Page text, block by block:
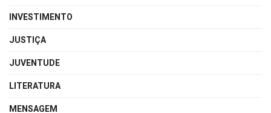
INVESTIMENTO
JUSTIÇA
JUVENTUDE
LITERATURA
MENSAGEM